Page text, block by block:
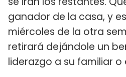
ganador de la casa, y
miércoles de la otra
retirará dejándole un
liderazgo a su familiar o